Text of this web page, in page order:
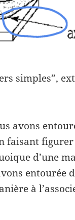
simples”,
avons
faisant
d’une
entourée
à